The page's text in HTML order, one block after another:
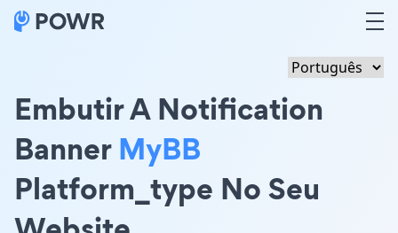
Embutir A Notification
BannerMyBB
Platform_type No Seu